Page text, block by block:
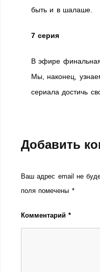
быть и в шалаше.
7 серия
В эфире
Мы, наконец,
сериала достичь
Добавить
Ваш адрес email не
поля помечены *
Комментарий*